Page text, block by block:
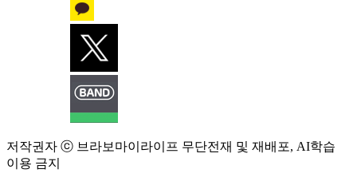
저작권자 ⓒ 브라보마이라이프 무단전재 및 재배포, AI학습
이용 금지